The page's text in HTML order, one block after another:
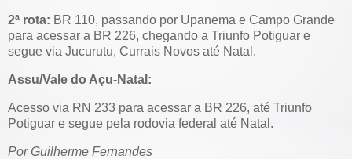
2ª rota: BR 110, passando por Upanema e Campo Grande
para acessar a BR 226, chegando a Triunfo Potiguar e
segue via Jucurutu, Currais Novos até Natal.
Assu/Vale do Açu-Natal:
Acesso via RN 233 para acessar a BR 226, até Triunfo
Potiguar e segue pela rodovia federal até Natal.
Por Guilherme Fernandes